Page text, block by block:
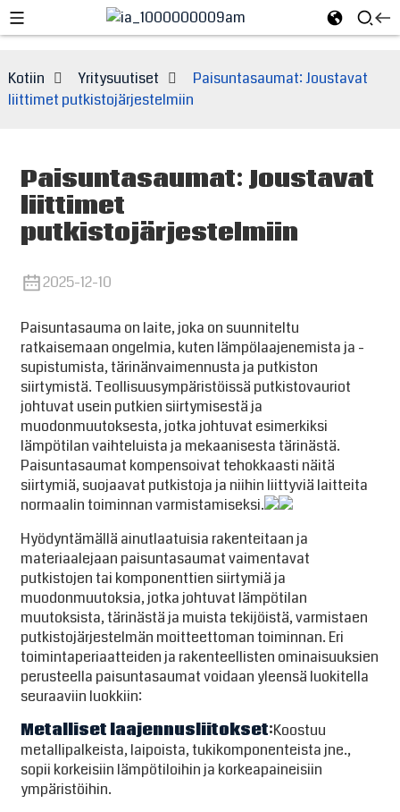
Kotiin Yritysuutiset
Paisuntasaumat: Joustavat
liittimet putkistojärjestelmiin
Paisuntasaumat: Joustavat
liittimet
putkistojärjestelmiin
2025-12-10
Paisuntasauma on laite, joka on suunniteltu
ratkaisemaan ongelmia, kuten lämpölaajenemista ja -
supistumista, tärinänvaimennusta ja putkiston
siirtymistä. Teollisuusympäristöissä putkistovauriot
johtuvat usein putkien siirtymisestä ja
muodonmuutoksesta, jotka johtuvat esimerkiksi
lämpötilan vaihteluista ja mekaanisesta tärinästä.
Paisuntasaumat kompensoivat tehokkaasti näitä
siirtymiä, suojaavat putkistoja ja niihin liittyviä laitteita
normaalin toiminnan varmistamiseksi.
Hyödyntämällä ainutlaatuisia rakenteitaan ja
materiaalejaan paisuntasaumat vaimentavat
putkistojen tai komponenttien siirtymiä ja
muodonmuutoksia, jotka johtuvat lämpötilan
muutoksista, tärinästä ja muista tekijöistä, varmistaen
putkistojärjestelmän moitteettoman toiminnan. Eri
toimintaperiaatteiden ja rakenteellisten ominaisuuksien
perusteella paisuntasaumat voidaan yleensä luokitella
seuraaviin luokkiin:
Metalliset laajennusliitokset:Koostuu
metallipalkeista, laipoista, tukikomponenteista jne.,
sopii korkeisiin lämpötiloihin ja korkeapaineisiin
ympäristöihin.